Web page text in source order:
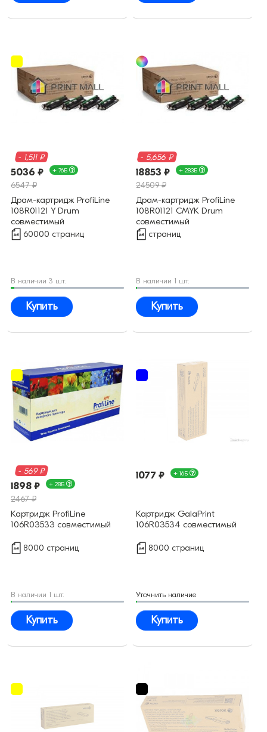
- 1,511 ₽
5036 ₽ + 76Б
6547 ₽
Драм-картридж ProfiLine
108R01121 Y Drum
совместимый
60000 страниц
В наличии 3 шт.
Купить
- 5,656 ₽
18853 ₽ + 283Б
24509 ₽
Драм-картридж ProfiLine
108R01121 CMYK Drum
совместимый
страниц
В наличии 1 шт.
Купить
- 569 ₽
1898 ₽ + 28Б
2467 ₽
Картридж ProfiLine
106R03533 совместимый
8000 страниц
В наличии 1 шт.
Купить
1077 ₽ + 16Б
Картридж GalaPrint
106R03534 совместимый
8000 страниц
Уточнить наличие
Купить